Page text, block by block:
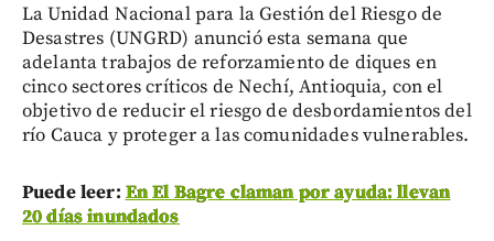
La Unidad Nacional para la Gestión del Riesgo de
Desastres (UNGRD) anunció esta semana que
adelanta trabajos de reforzamiento de diques en
cinco sectores críticos de Nechí, Antioquia, con el
objetivo de reducir el riesgo de desbordamientos del
río Cauca y proteger a las comunidades vulnerables.
Puede leer: En El Bagre claman por ayuda: llevan
20 días inundados